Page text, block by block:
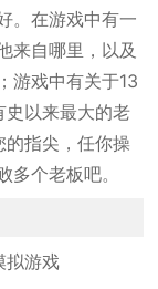
。在游戏中有一
来自哪里，以及
游戏中有关于13
史以来最大的老
指尖，任你操
个老板吧。
拟游戏